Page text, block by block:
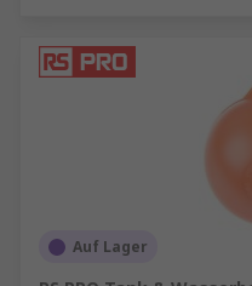
Auf Lager